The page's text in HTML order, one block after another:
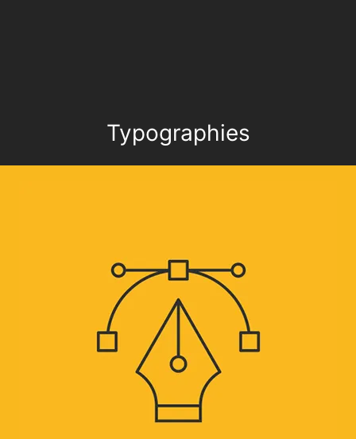
Typographies